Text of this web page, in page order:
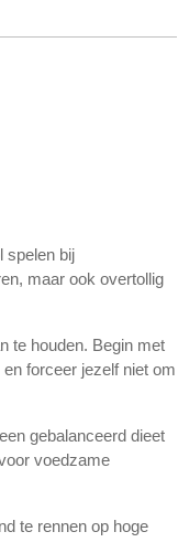
spelen bij
maar ook overtollig
te houden. Begin met
forceer jezelf niet om
gebalanceerd dieet
voedzame
te rennen op hoge